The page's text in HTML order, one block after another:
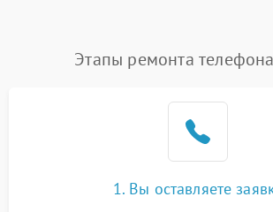
Не работает Face ID 4000 ₽
Этапы ремонта
1. Вы оставляете